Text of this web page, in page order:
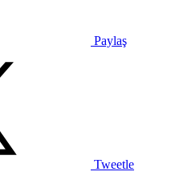
Paylaş
Tweetle